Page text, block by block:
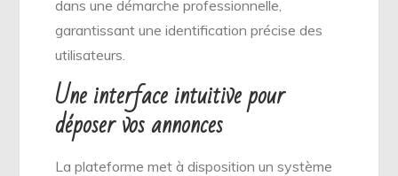
dans une démarche professionnelle,
garantissant une identification précise des
utilisateurs.
Une interface intuitive pour
déposer vos annonces
La plateforme met à disposition un système